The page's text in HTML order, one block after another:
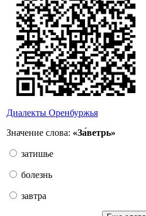
Диалекты Оренбуржья
Значение слова: «За́ветрь»
затишье
болезнь
завтра